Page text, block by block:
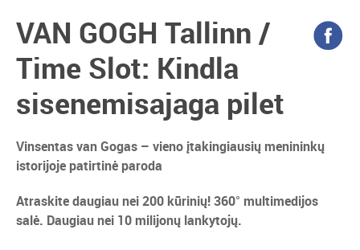
VAN GOGH Tallinn /
Time Slot: Kindla
sisenemisajaga pilet
Vinsentas van Gogas – vieno įtakingiausių menininkų
istorijoje patirtinė paroda
Atraskite daugiau nei 200 kūrinių! 360° multimedijos
salė. Daugiau nei 10 milijonų lankytojų.